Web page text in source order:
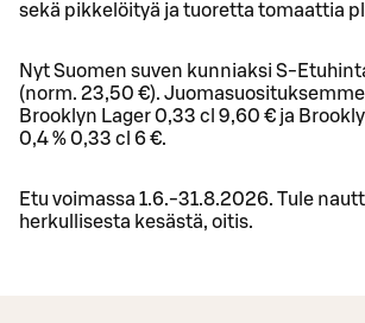
sekä pikkelöityä ja tuoretta tomaattia
Nyt Suomen suven kunniaksi S-
(norm. 23,50 €).
Brooklyn Lager 0,33 cl 9,60 € ja
0,4 % 0,33 cl 6 €.
Etu voimassa 1.6.-31.8.2026. Tule
herkullisesta kesästä, oitis.